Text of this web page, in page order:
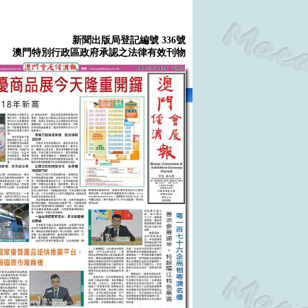
新聞出版局登記編號 336號
澳門特別行政區政府承認之法律有效刊物